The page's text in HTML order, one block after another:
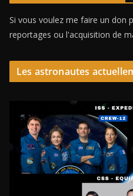
Si vous voulez me faire un don
reportages ou l'acquisition de
Les astronautes